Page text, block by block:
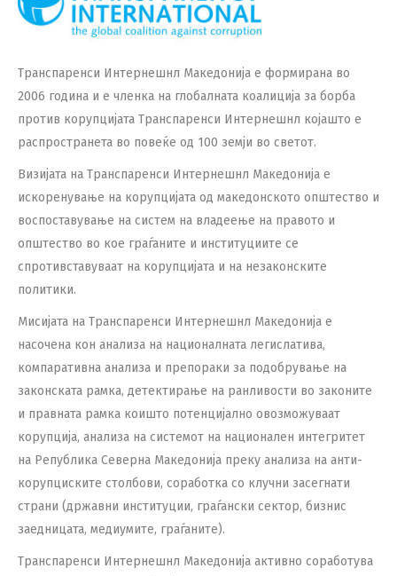
Транспаренси Интернешнл Македонија е формирана во
2006 година и е членка на глобалната коалиција за борба
против корупцијата Транспаренси Интернешнл којашто е
распространета во повеќе од 100 земји во светот.
Визијата на Транспаренси Интернешнл Македонија e
искоренување на корупцијата од македонското општество и
воспоставување на систем на владеење на правото и
општество во кое граѓаните и институциите се
спротивставуваат на корупцијата и на незаконските
политики.
Мисијата на Транспаренси Интернешнл Македонија е
насочена кон aнализа на националната легислатива,
компаративна анализа и препораки за подобрување на
законската рамка, детектирање на ранливости во законите
и правната рамка коишто потенцијално овозможуваат
корупција, анализа на системот на национален интегритет
на Република Северна Македонија преку анализа на анти-
корупциските столбови, соработка со клучни засегнати
страни (државни институции, граѓански сектор, бизнис
заедницата, медиумите, граѓаните).
Транспаренси Интернешнл Македонија активно соработува